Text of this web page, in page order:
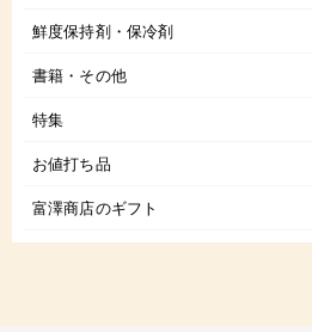
鮮度保持剤・保冷剤
書籍・その他
特集
お値打ち品
富澤商店のギフト